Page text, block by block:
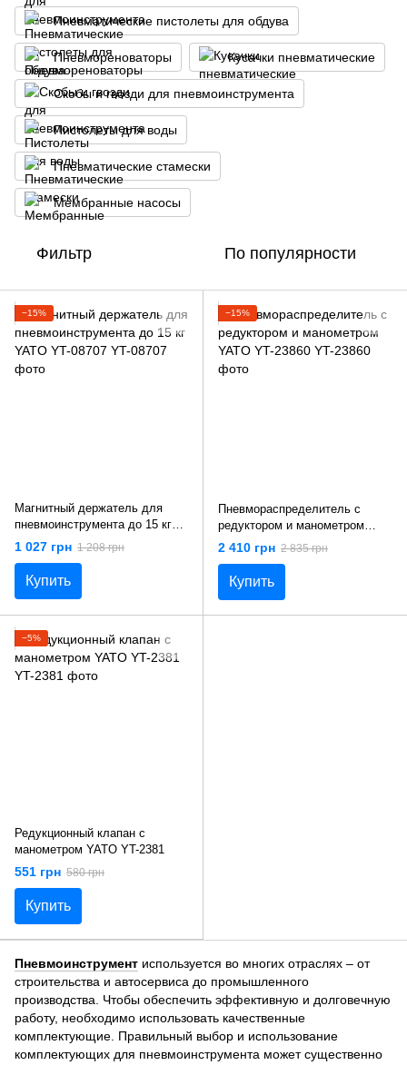
Пневматические пистолеты для обдува
Пневмореноваторы Кусачки пневматические
Скобы и гвозди для пневмоинструмента
Пистолеты для воды
Пневматические стамески
Мембранные насосы
Фильтр По популярности
−15%
Магнитный держатель для
пневмоинструмента до 15 кг
YATO YT-08707
1 027 грн 1 208 грн
Купить
−15%
Пневмораспределитель с
редуктором и манометром
YATO YT-23860
2 410 грн 2 835 грн
Купить
−5%
Редукционный клапан с
манометром YATO YT-2381
551 грн 580 грн
Купить
Пневмоинструмент используется во многих отраслях – от
строительства и автосервиса до промышленного
производства. Чтобы обеспечить эффективную и долговечную
работу, необходимо использовать качественные
комплектующие. Правильный выбор и использование
комплектующих для пневмоинструмента может существенно